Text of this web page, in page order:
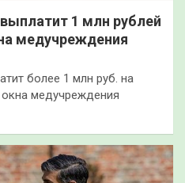
1 млн рублей
медучреждения
более 1 млн руб. на
медучреждения